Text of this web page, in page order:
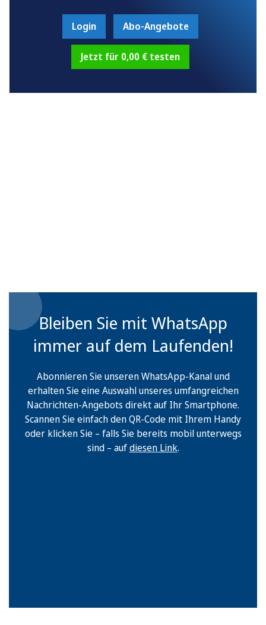
Login Abo-Angebote
Jetzt für 0,00 € testen
Bleiben Sie mit WhatsApp
immer auf dem Laufenden!
Abonnieren Sie unseren WhatsApp-Kanal und
erhalten Sie eine Auswahl unseres umfangreichen
Nachrichten-Angebots direkt auf Ihr Smartphone.
Scannen Sie einfach den QR-Code mit Ihrem Handy
oder klicken Sie – falls Sie bereits mobil unterwegs
sind – aufdiesen Link.